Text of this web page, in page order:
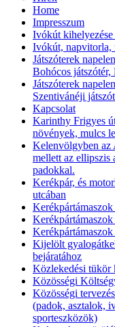
Home
Impresszum
Ivókút
Ivókút, napvitorla,
Játszóterek
Bohócos
Játszóterek
Szentivánéji
Kapcsolat
Karinthy Frigyes
növények, mulcs
Kelenvölgyben az
mellett az ellipszis
padokkal.
Kerékpár, és
utcában
Kijelölt
bejáratához
Közlekedési tükör
Közösségi
Közösségi
(padok, asztalok,
sporteszközök)